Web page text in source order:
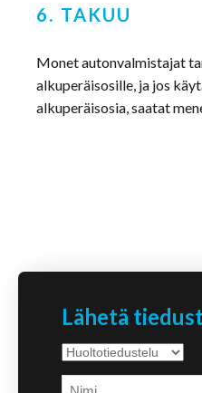
6. TAKUU
Monet autonvalmistajat
alkuperäisosille, ja jos
alkuperäisosia, saatat
Lähetä